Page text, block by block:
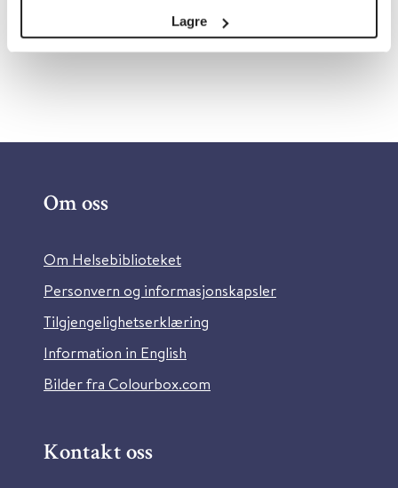
Lagre
Skriv ut
Om oss
Om Helsebiblioteket
Personvern og informasjonskapsler
Tilgjengelighetserklæring
Information in English
Bilder fra Colourbox.com
Kontakt oss